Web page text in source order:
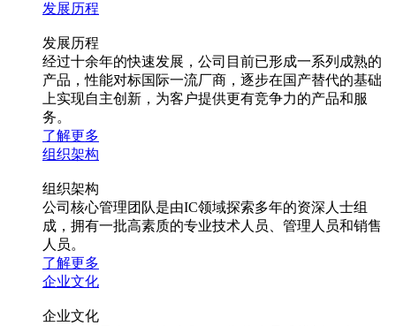
发展历程
发展历程
经过十余年的快速发展，公司目前已形成一系列成熟的
产品，性能对标国际一流厂商，逐步在国产替代的基础
上实现自主创新，为客户提供更有竞争力的产品和服
务。
了解更多
组织架构
组织架构
公司核心管理团队是由IC领域探索多年的资深人士组
成，拥有一批高素质的专业技术人员、管理人员和销售
人员。
了解更多
企业文化
企业文化